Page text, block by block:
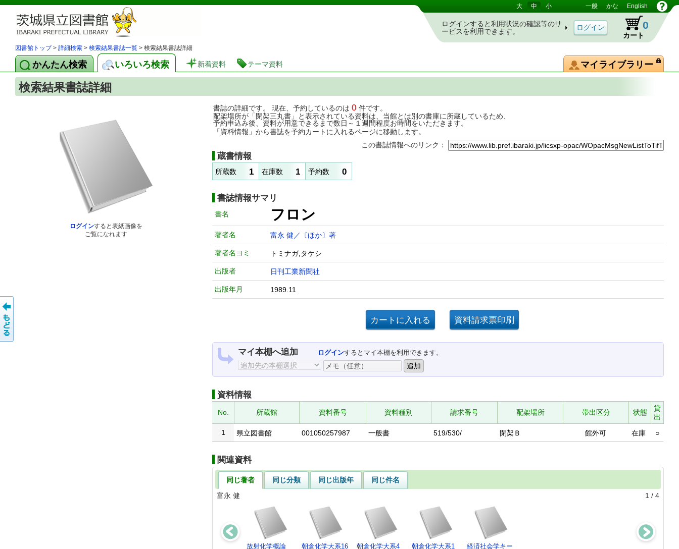
茨城県立図書館 蔵書検索・予約システム 大 中 小 一般 かな English
ログインすると利用状況の確認等のサ
ービスを利用できます。
カート
0
図書館トップ> 詳細検索 > 検索結果書誌一覧 > 検索結果書誌詳細
かんたん検索 いろいろ検索 新着資料 テーマ資料 マイライブラリー
検索結果書誌詳細
ログインすると表紙画像を
ご覧になれます
書誌の詳細です。 現在、予約しているのは 0 件です。
配架場所が「閉架三丸書」と表示されている資料は、当館とは別の書庫に所蔵しているため、
予約申込み後、資料が用意できるまで数日～１週間程度お時間をいただきます。
「資料情報」から書誌を予約カートに入れるページに移動します。
この書誌情報へのリンク：
蔵書情報
所蔵数 1 在庫数 1 予約数 0
書誌情報サマリ
書名 フロン
著者名 富永 健／〔ほか〕著
著者名ヨミ トミナガ,タケシ
出版者 日刊工業新聞社
出版年月 1989.11
マイ本棚へ追加 ログインするとマイ本棚を利用できます。
資料情報
No. 所蔵館 資料番号 資料種別 請求番号 配架場所 帯出区分 状態
貸
出
1
県立図書館 001050257987 一般書 519/530/ 閉架Ｂ 館外可 在庫 ○
関連資料
同じ著者 同じ分類 同じ出版年
同じ件名
富永 健
1 / 4
放射化学概論
朝倉化学大系16
朝倉化学大系4
朝倉化学大系1
経済社会学キー